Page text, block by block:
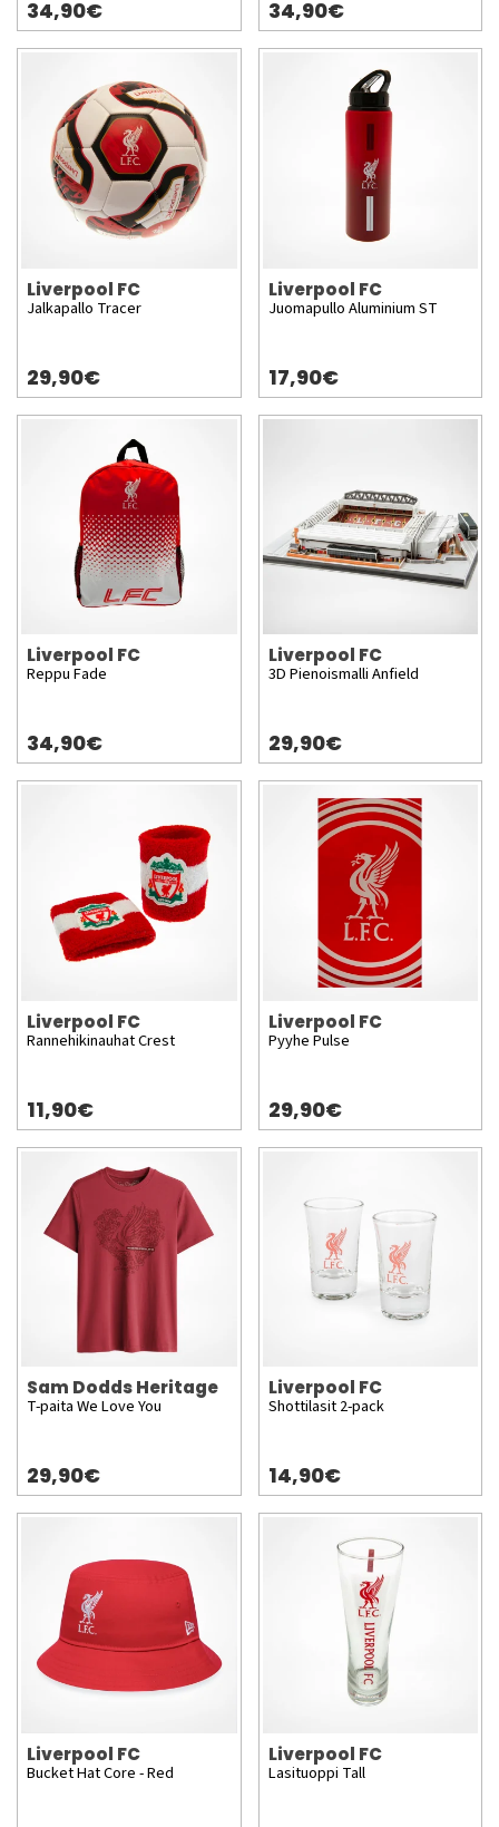
34,90€ 34,90€
Liverpool FC
Jalkapallo Tracer
29,90€
Liverpool FC
Juomapullo Aluminium ST
17,90€
Liverpool FC
Reppu Fade
34,90€
Liverpool FC
3D Pienoismalli Anfield
29,90€
Liverpool FC
Rannehikinauhat Crest
11,90€
Liverpool FC
Pyyhe Pulse
29,90€
Sam Dodds Heritage
T-paita We Love You
29,90€
Liverpool FC
Shottilasit 2-pack
14,90€
Liverpool FC
Bucket Hat Core - Red
Liverpool FC
Lasituoppi Tall